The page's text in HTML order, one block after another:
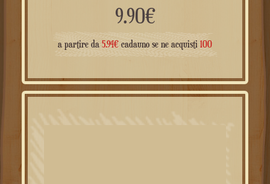
9.90€
a partire da 5.94€ cadauno se ne acquisti 100